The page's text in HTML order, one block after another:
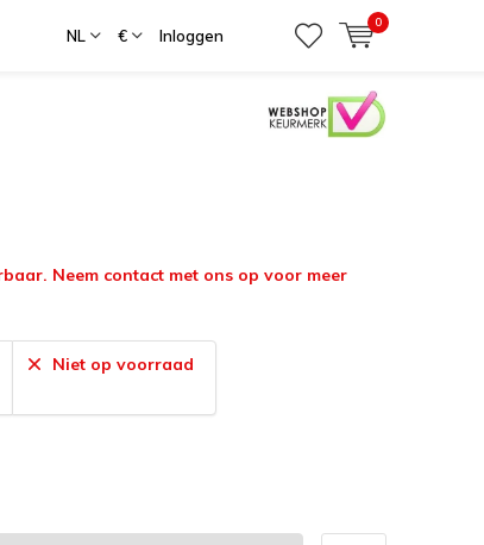
NL € Inloggen
0
Neem contact met ons op voor meer
Niet op voorraad